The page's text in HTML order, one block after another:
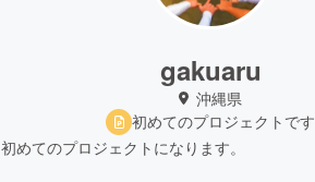
gakuaru
沖縄県
初めてのプロジェクトです
初めてのプロジェクトになります。